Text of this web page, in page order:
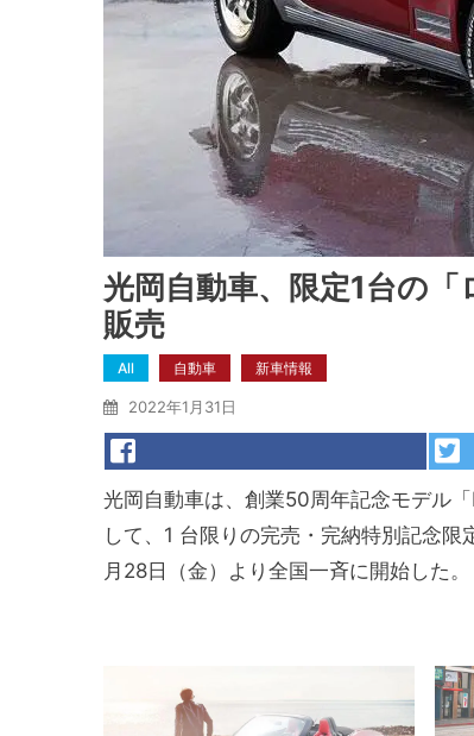
光岡自動車、限定1台の
販売
All 自動車 新車情報
2022年1月31日
光岡自動車は、創業50周年記念モデル
して、1 台限りの完売・完納特別記念
月28日（金）より全国一斉に開始した。